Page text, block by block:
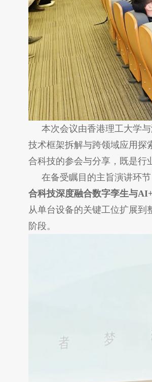
本次会议由香港理工大学
技术框架拆解与跨领域应用探
合科技的参会与分享，既是行
在备受瞩目的主旨演讲环
合科技深度融合数字孪生与
从单台设备的关键工位扩展
阶段。